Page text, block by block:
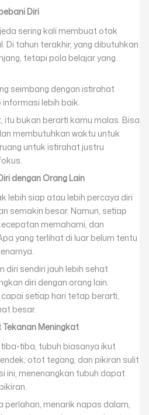
Diri
sering kali membuat otak
Di tahun terakhir, yang dibutuhkan
tetapi pola belajar yang
seimbang dengan istirahat
lebih baik.
itu bukan berarti kamu malas. Bisa
membutuhkan waktu untuk
untuk istirahat justru
dengan Orang Lain
lebih siap atau lebih percaya diri
semakin besar. Namun, setiap
memahami, dan
yang terlihat di luar belum tentu
diri sendiri jauh lebih sehat
diri dengan orang lain.
setiap hari tetap berarti,
besar.
Meningkat
tiba, tubuh biasanya ikut
otot tegang, dan pikiran sulit
ini, menenangkan tubuh dapat
perlahan, menarik napas dalam,